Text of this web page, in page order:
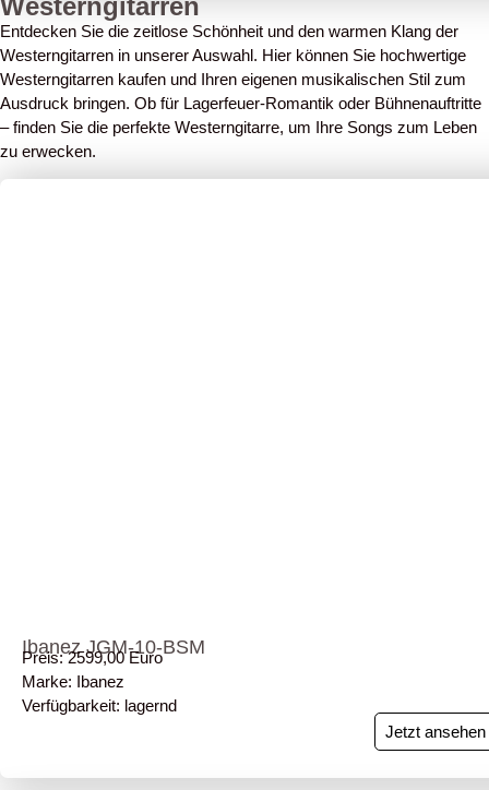
Entdecken Sie die zeitlose Schönheit und den warmen Klang der
Westerngitarren in unserer Auswahl. Hier können Sie hochwertige
Westerngitarren kaufen und Ihren eigenen musikalischen Stil zum
Ausdruck bringen. Ob für Lagerfeuer-Romantik oder Bühnenauftritte
– finden Sie die perfekte Westerngitarre, um Ihre Songs zum Leben
zu erwecken.
Ibanez JGM-10-BSM
Preis: 2599,00 Euro
Marke: Ibanez
Verfügbarkeit: lagernd
Jetzt ansehen